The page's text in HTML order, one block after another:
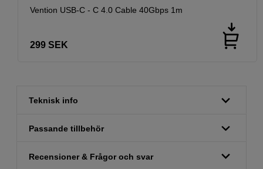
Vention USB-C - C 4.0 Cable 40Gbps 1m
299 SEK
Teknisk info
Passande tillbehör
Recensioner & Frågor och svar